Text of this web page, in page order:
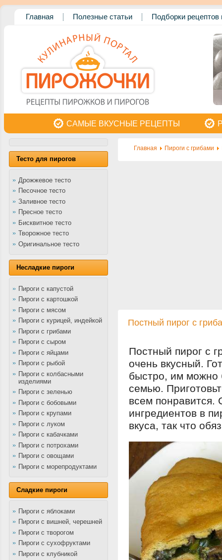
Главная Полезные статьи Подборки рецептов
САМЫЕ ВКУСНЫЕ РЕЦЕПТЫ
Тесто для пирогов
Дрожжевое тесто
Песочное тесто
Заливное тесто
Пресное тесто
Бисквитное тесто
Творожное тесто
Оригинальное тесто
Несладкие пироги
Пироги с капустой
Пироги с картошкой
Пироги с мясом
Пироги с курицей, индейкой
Пироги с грибами
Пироги с сыром
Пироги с яйцами
Пироги с рыбой
Пироги с колбасными
изделиями
Пироги с зеленью
Пироги с бобовыми
Пироги с крупами
Пироги с луком
Пироги с кабачками
Пироги с потрохами
Пироги с овощами
Пироги с морепродуктами
Сладкие пироги
Пироги с яблоками
Пироги с вишней, черешней
Пироги с творогом
Пироги с сухофруктами
Пироги с клубникой
Главная Пироги с грибами
Постный пирог с
Постный пирог с
очень вкусный.
быстро, им можно
семью.
всем понравится.
ингредиентов в
вкуса, так что